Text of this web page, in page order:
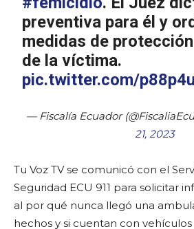
preventiva para él y
medidas de
de la víctima.
pic.twitter.com/
— Fiscalía Ecuador
21, 2023
Tu Voz TV se comunicó con el
Seguridad ECU 911 para solicitar
al por qué nunca llegó una
hechos y si cuentan con vehículos